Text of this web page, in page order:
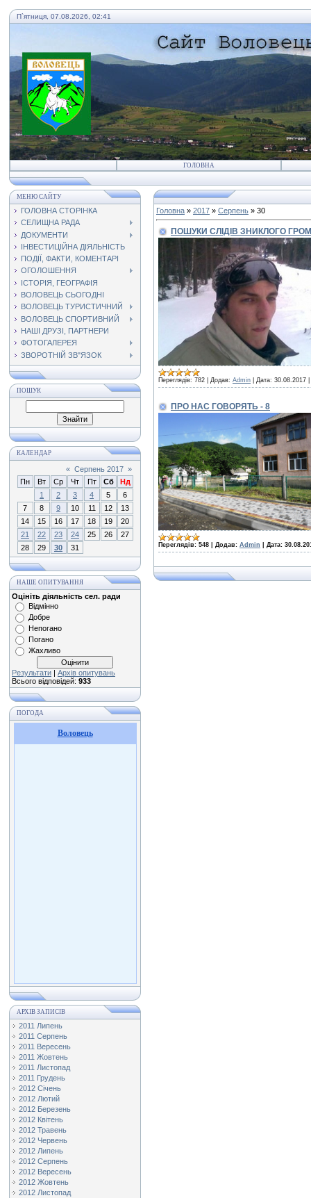
П`ятниця, 07.08.2026, 02:41
ГОЛОВНА
МЕНЮ САЙТУ
ГОЛОВНА СТОРІНКА
СЕЛИЩНА РАДА
ДОКУМЕНТИ
ІНВЕСТИЦІЙНА ДІЯЛЬНІСТЬ
ПОДІЇ, ФАКТИ, КОМЕНТАРІ
ОГОЛОШЕННЯ
ІСТОРІЯ, ГЕОГРАФІЯ
ВОЛОВЕЦЬ СЬОГОДНІ
ВОЛОВЕЦЬ ТУРИСТИЧНИЙ
ВОЛОВЕЦЬ СПОРТИВНИЙ
НАШІ ДРУЗІ, ПАРТНЕРИ
ФОТОГАЛЕРЕЯ
ЗВОРОТНІЙ ЗВ"ЯЗОК
ПОШУК
КАЛЕНДАР
« Серпень 2017 »
Пн
Вт Ср Чт Пт Сб
Нд
1
2 3 4 5
6
7
8 9 10 11 12
13
14
15 16 17 18 19
20
21
22 23 24 25 26
27
28
29 30 31
НАШЕ ОПИТУВАННЯ
Оцініть діяльність сел. ради
Відмінно
Добре
Непогано
Погано
Жахливо
Результати | Архів опитувань
Всього відповідей: 933
ПОГОДА
Воловець
АРХІВ ЗАПИСІВ
2011 Липень
2011 Серпень
2011 Вересень
2011 Жовтень
2011 Листопад
2011 Грудень
2012 Січень
2012 Лютий
2012 Березень
2012 Квітень
2012 Травень
2012 Червень
2012 Липень
2012 Серпень
2012 Вересень
2012 Жовтень
2012 Листопад
Головна » 2017 » Серпень » 30
ПОШУКИ СЛІДІВ ЗНИКЛОГО
Переглядів: 782 Додав: Admin Дата: 30.08.2017
ПРО НАС ГОВОРЯТЬ - 8
Переглядів: 548 Додав: Admin Дата: